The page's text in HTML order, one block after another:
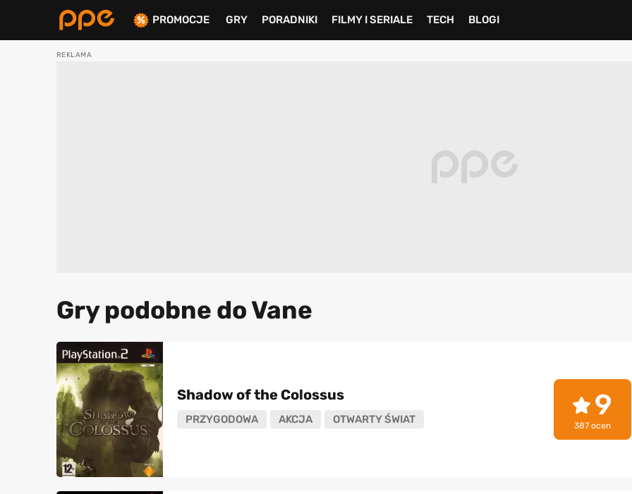
PROMOCJE GRY PORADNIKI FILMY I SERIALE TECH BLOGI
Gry podobne do Vane
Shadow of the Colossus
PRZYGODOWA AKCJA OTWARTY ŚWIAT 9
387 ocen